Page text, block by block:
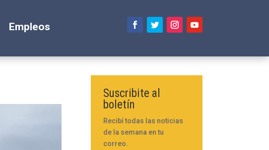
Empleos
Suscribite al
boletín
Recibí todas las noticias
de la semana en tu
correo.